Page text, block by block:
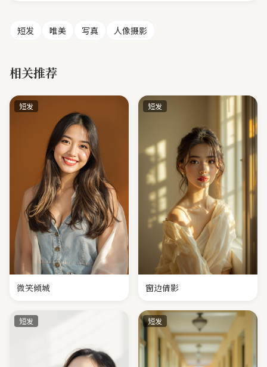
短发 唯美 写真 人像摄影
相关推荐
短发
微笑倾城
短发
窗边倩影
短发 短发